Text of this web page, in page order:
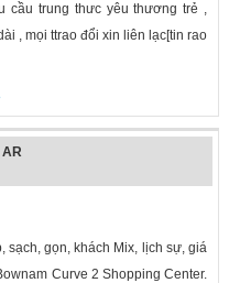
cầu trung thưc yêu thương trẻ ,
, mọi ttrao đổi xin liên lạc[tin rao
sạch, gọn, khách Mix, lịch sự, giá
Curve 2 Shopping Center.